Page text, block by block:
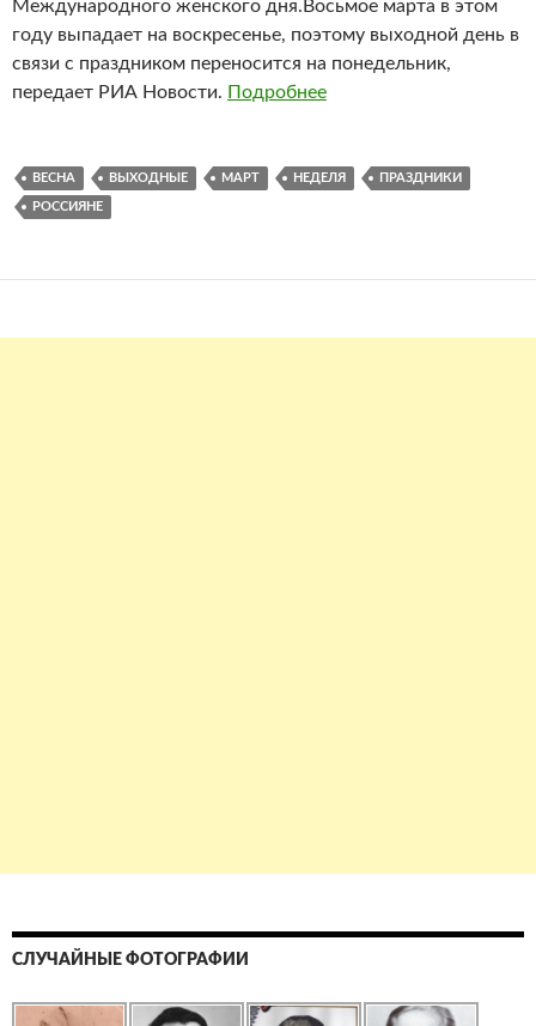
Международного женского дня.Восьмое марта в этом
году выпадает на воскресенье, поэтому выходной день в
связи с праздником переносится на понедельник,
передает РИА Новости. Подробнее
ВЕСНА ВЫХОДНЫЕ МАРТ НЕДЕЛЯ ПРАЗДНИКИ
РОССИЯНЕ
СЛУЧАЙНЫЕ ФОТОГРАФИИ